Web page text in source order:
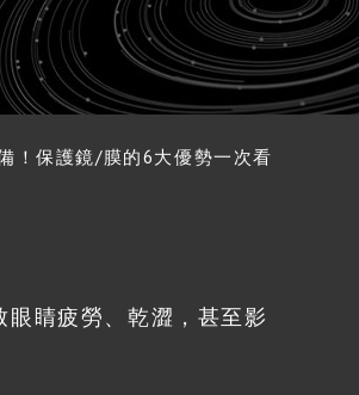
！保護鏡/膜的6大優勢一次看
睛疲勞、乾澀，甚至影